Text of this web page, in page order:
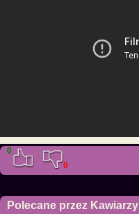
0
0
Polecane przez Kawiarzy